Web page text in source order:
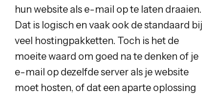
hun website als e-mail op te laten draaien.
Dat is logisch en vaak ook de standaard bij
veel hostingpakketten. Toch is het de
moeite waard om goed na te denken of je
e-mail op dezelfde server als je website
moet hosten, of dat een aparte oplossing